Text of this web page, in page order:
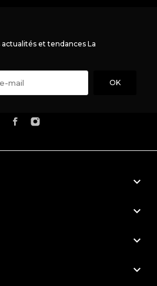
et tendances La



